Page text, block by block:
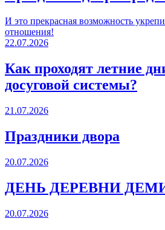
И это прекрасная возможность
отношения!
22.07.2026
Как проходят летние
досуговой системы?
21.07.2026
Праздники двора
20.07.2026
ДЕНЬ ДЕРЕВНИ
20.07.2026